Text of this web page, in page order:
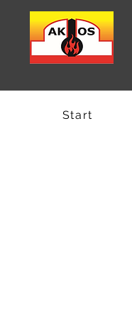
Start